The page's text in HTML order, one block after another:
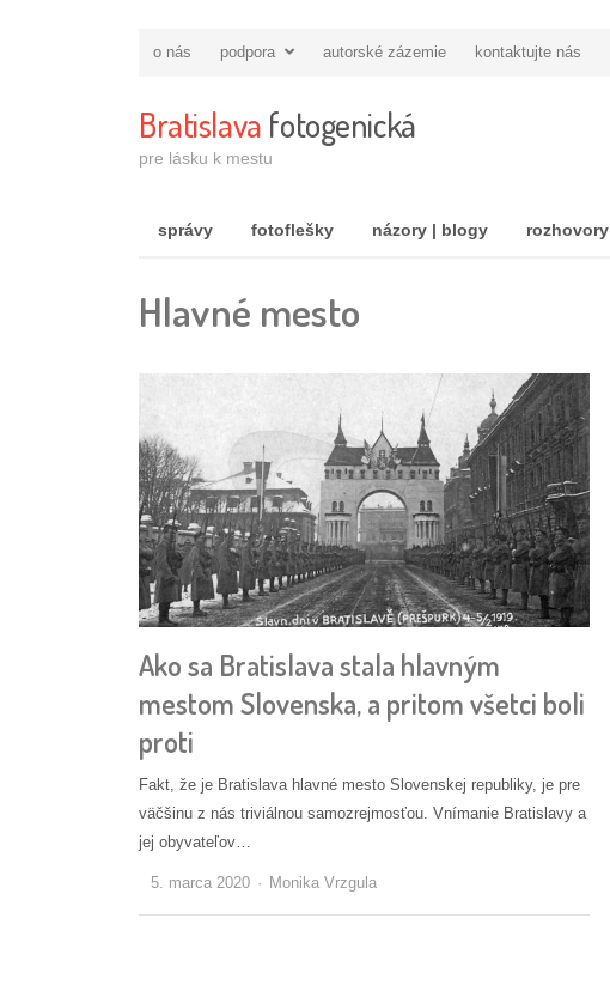
o nás podpora autorské zázemie kontaktujte nás
Bratislava fotogenická
pre lásku k mestu
správy fotoflešky názory | blogy rozhovory
Hlavné mesto
Ako sa Bratislava stala hlavným
mestom Slovenska, a pritom všetci boli
proti
Fakt, že je Bratislava hlavné mesto Slovenskej republiky, je pre
väčšinu z nás triviálnou samozrejmosťou. Vnímanie Bratislavy a
jej obyvateľov…
5. marca 2020 Autor/ka
Monika Vrzgula